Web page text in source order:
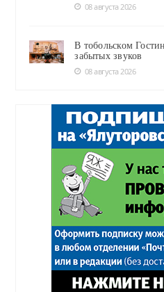
08 августа 2026
В тобольском
забытых звуков
08 августа 2026